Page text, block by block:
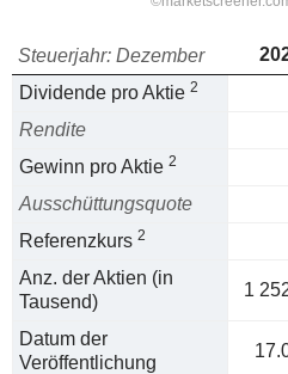
Steuerjahr: Dezember
Dividende pro Aktie 2
Rendite
Gewinn pro Aktie 2
Ausschüttungsquote
Referenzkurs 2
Anz. der Aktien (in
Tausend)
1
Datum der
Veröffentlichung